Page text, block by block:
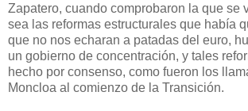
Zapatero, cuando comprobaron la que se
sea las reformas estructurales que había
que no nos echaran a patadas del euro,
un gobierno de concentración, y tales
hecho por consenso, como fueron los
Moncloa al comienzo de la Transición.